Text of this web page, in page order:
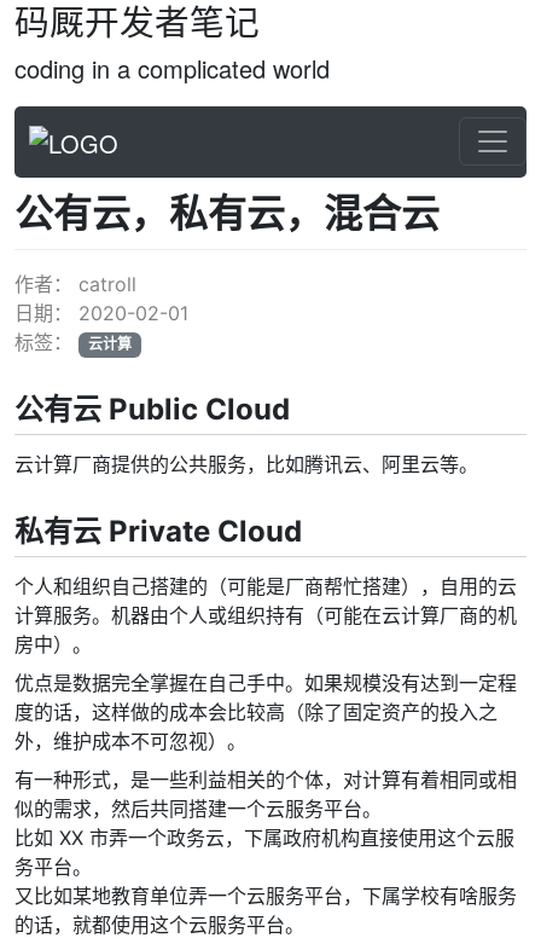
码厩开发者笔记
coding in a complicated world
公有云，私有云，混合云
作者： catroll
日期： 2020-02-01
标签：
云计算
公有云 Public Cloud
云计算厂商提供的公共服务，比如腾讯云、阿里云等。
私有云 Private Cloud
个人和组织自己搭建的（可能是厂商帮忙搭建），自用的云
计算服务。机器由个人或组织持有（可能在云计算厂商的机
房中）。
优点是数据完全掌握在自己手中。如果规模没有达到一定程
度的话，这样做的成本会比较高（除了固定资产的投入之
外，维护成本不可忽视）。
有一种形式，是一些利益相关的个体，对计算有着相同或相
似的需求，然后共同搭建一个云服务平台。
比如 XX 市弄一个政务云，下属政府机构直接使用这个云服
务平台。
又比如某地教育单位弄一个云服务平台，下属学校有啥服务
的话，就都使用这个云服务平台。